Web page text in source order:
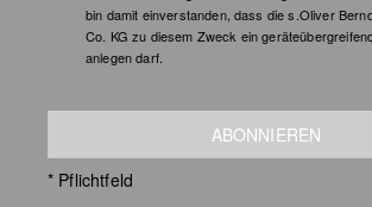
bin damit einverstanden, dass die s.Oliver
Co. KG zu diesem Zweck ein
anlegen darf.
ABONNIEREN
* Pflichtfeld